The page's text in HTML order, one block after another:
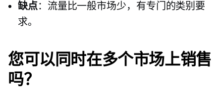
缺点：流量比一般市场少，有专门的类别要
求。
您可以同时在多个市场上销售
吗？